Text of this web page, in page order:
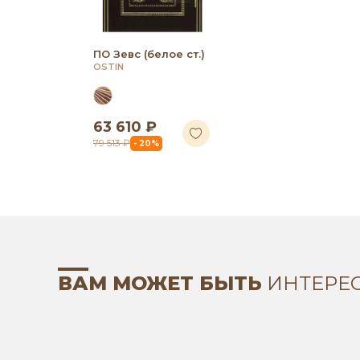
ПО Зевс (белое ст.)
OSTIN
63 610 ₽
79 513 ₽ - 20%
ВАМ МОЖЕТ БЫТЬ